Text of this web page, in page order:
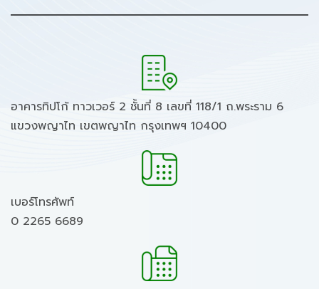
อาคารทิปโก้ ทาวเวอร์ 2 ชั้นที่ 8 เลขที่ 118/1 ถ.พระราม 6
แขวงพญาไท เขตพญาไท กรุงเทพฯ 10400
เบอร์โทรศัพท์
0 2265 6689